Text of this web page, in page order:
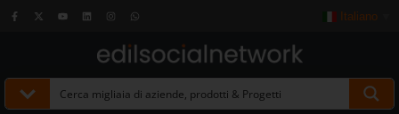
Italiano